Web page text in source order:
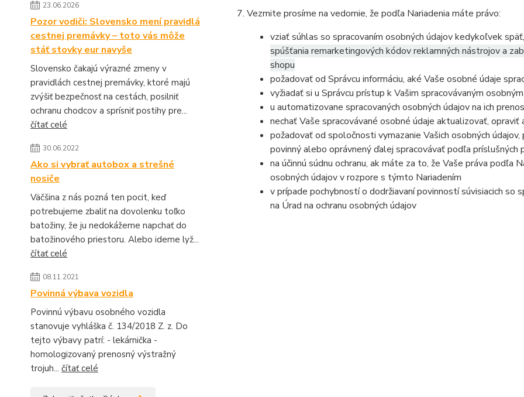
23.06.2026
Pozor vodiči: Slovensko mení pravidlá
cestnej premávky – toto vás môže
stáť stovky eur navyše
Slovensko čakajú výrazné zmeny v
pravidlách cestnej premávky, ktoré majú
zvýšiť bezpečnosť na cestách, posilniť
ochranu chodcov a sprísniť postihy pre...
čítať celé
30.06.2022
Ako si vybrať autobox a strešné
nosiče
Väčšina z nás pozná ten pocit, keď
potrebujeme zbaliť na dovolenku toľko
batožiny, že ju nedokážeme napchať do
batožinového priestoru. Alebo ideme lyž...
čítať celé
08.11.2021
Povinná výbava vozidla
Povinnú výbavu osobného vozidla
stanovuje vyhláška č. 134/2018 Z. z. Do
tejto výbavy patrí: - lekárnička -
homologizovaný prenosný výstražný
trojuh... čítať celé
Vezmite prosíme na vedomie, že podľa Nariadenia máte právo:
vziať súhlas so spracovaním osobných údajov kedykoľvek
spúšťania remarketingových kódov reklamných nástrojov a
shopu
požadovať od Správcu informáciu, aké Vaše osobné údaje
vyžiadať si u Správcu prístup k Vašim spracovávaným
u automatizovane spracovaných osobných údajov na ich
nechať Vaše spracovávané osobné údaje aktualizovať,
požadovať od spoločnosti vymazanie Vašich osobných
povinný alebo oprávnený ďalej spracovávať podľa príslušných
na účinnú súdnu ochranu, ak máte za to, že Vaše práva podľa
osobných údajov v rozpore s týmto Nariadením
v prípade pochybností o dodržiavaní povinností súvisiacich so
na Úrad na ochranu osobných údajov